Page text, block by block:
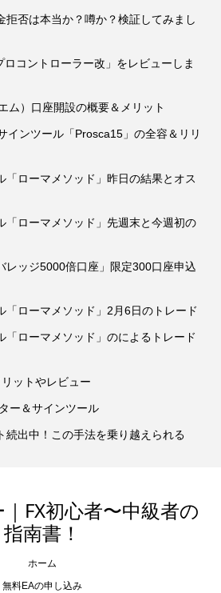
拒否は本当か？噂か？検証してみまし
コントローラー改」をレビューしま
ム）口座開設の概要＆メリット
インツール「Prosca15」の全容＆リリ
「ローマメソッド」昨日の結果とオス
「ローマメソッド」先週末と今週初の
レッジ5000倍口座」限定300口座申込
「ローマメソッド」2月6日のトレード
「ローマメソッド」のによるトレード
ットやレビュー
ー＆サインツール
続出中！この手法を乗り越えられる
FX初心者〜中級者の
指南書！
ホーム
無料EAの申し込み